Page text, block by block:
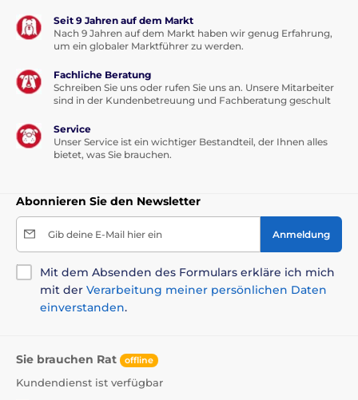
Analytische Bestandteile:
Seit 9 Jahren auf dem Markt
Nach 9 Jahren auf dem Markt haben wir genug Erfahrung,
um ein globaler Marktführer zu werden.
Fachliche Beratung
Schreiben Sie uns oder rufen Sie uns an. Unsere Mitarbeiter
sind in der Kundenbetreuung und Fachberatung geschult
Service
Unser Service ist ein wichtiger Bestandteil, der Ihnen alles
bietet, was Sie brauchen.
Abonnieren Sie den Newsletter
Gib deine E-Mail hier ein Anmeldung
Mit dem Absenden des Formulars erkläre ich mich
mit der Verarbeitung meiner persönlichen Daten
einverstanden.
Sie brauchen Rat offline
Kundendienst ist verfügbar